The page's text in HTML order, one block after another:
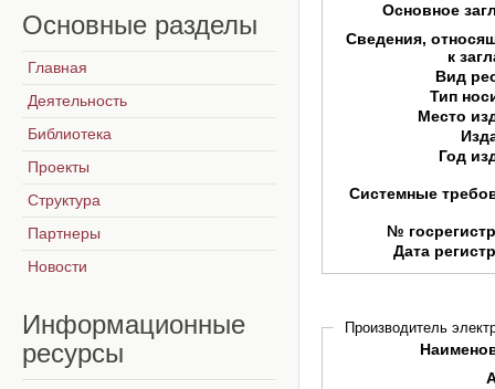
Основное
Сведения,
к
Вид
Тип
Место
Год
Системные
№
Дата
Производитель
Основные разделы
Главная
Деятельность
Библиотека
Проекты
Структура
Партнеры
Новости
Информационные
ресурсы